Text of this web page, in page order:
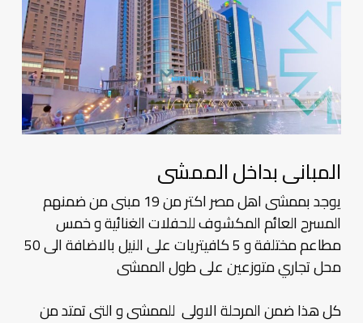
المبانى بداخل الممشى
يوجد بممشى اهل مصر اكتر من 19 مبنى من ضمنهم
المسرح العائم المكشوف للحفلات الغنائية و خمس
مطاعم مختلفة و 5 كافيتريات على النيل بالاضافة الى 50
محل تجاري متوزعين على طول الممشى
كل هذا ضمن المرحلة الاولى للممشى و التى تمتد من